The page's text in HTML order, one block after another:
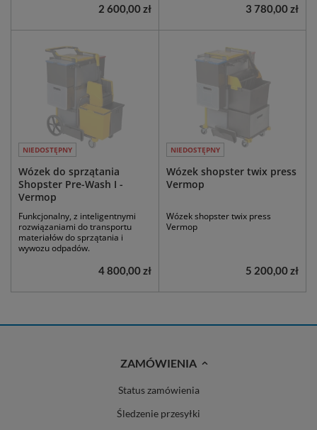
2 600,00 zł 3 780,00 zł
NIEDOSTĘPNY
Wózek do sprzątania
Shopster Pre-Wash I -
Vermop
Funkcjonalny, z inteligentnymi
rozwiązaniami do transportu
materiałów do sprzątania i
wywozu odpadów.
4 800,00 zł
NIEDOSTĘPNY
Wózek shopster twix press
Vermop
Wózek shopster twix press
Vermop
5 200,00 zł
ZAMÓWIENIA
Status zamówienia
Śledzenie przesyłki